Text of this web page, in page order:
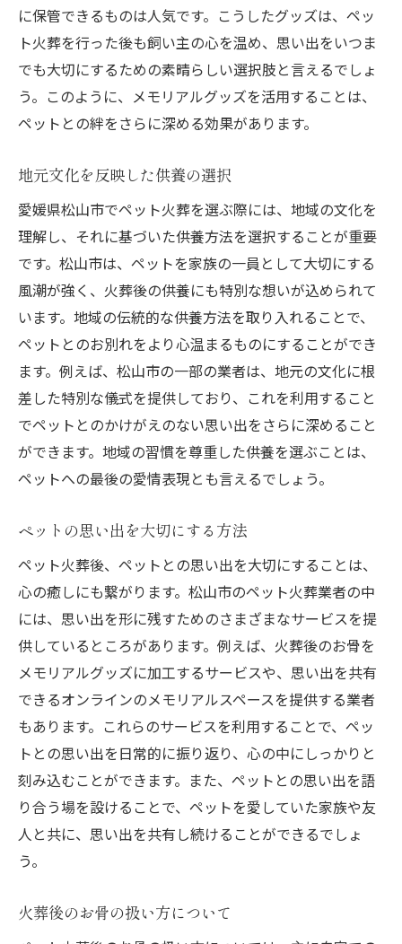
に保管できるものは人気です。こうしたグッズは、ペッ
ト火葬を行った後も飼い主の心を温め、思い出をいつま
でも大切にするための素晴らしい選択肢と言えるでしょ
う。このように、メモリアルグッズを活用することは、
ペットとの絆をさらに深める効果があります。
地元文化を反映した供養の選択
愛媛県松山市でペット火葬を選ぶ際には、地域の文化を
理解し、それに基づいた供養方法を選択することが重要
です。松山市は、ペットを家族の一員として大切にする
風潮が強く、火葬後の供養にも特別な想いが込められて
います。地域の伝統的な供養方法を取り入れることで、
ペットとのお別れをより心温まるものにすることができ
ます。例えば、松山市の一部の業者は、地元の文化に根
差した特別な儀式を提供しており、これを利用すること
でペットとのかけがえのない思い出をさらに深めること
ができます。地域の習慣を尊重した供養を選ぶことは、
ペットへの最後の愛情表現とも言えるでしょう。
ペットの思い出を大切にする方法
ペット火葬後、ペットとの思い出を大切にすることは、
心の癒しにも繋がります。松山市のペット火葬業者の中
には、思い出を形に残すためのさまざまなサービスを提
供しているところがあります。例えば、火葬後のお骨を
メモリアルグッズに加工するサービスや、思い出を共有
できるオンラインのメモリアルスペースを提供する業者
もあります。これらのサービスを利用することで、ペッ
トとの思い出を日常的に振り返り、心の中にしっかりと
刻み込むことができます。また、ペットとの思い出を語
り合う場を設けることで、ペットを愛していた家族や友
人と共に、思い出を共有し続けることができるでしょ
う。
火葬後のお骨の扱い方について